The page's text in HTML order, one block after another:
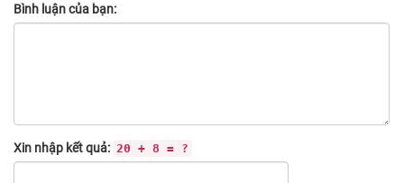
Bình luận của bạn:
Xin nhập kết quả: 20 + 8 = ?